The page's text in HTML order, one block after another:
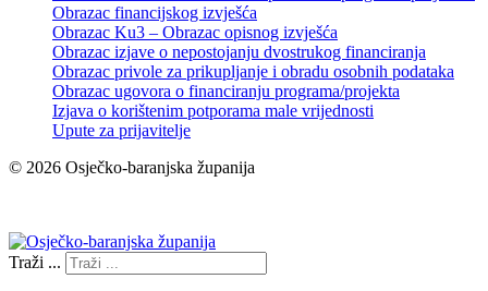
Obrazac financijskog izvješća
Obrazac Ku3 – Obrazac opisnog izvješća
Obrazac izjave o nepostojanju dvostrukog financiranja
Obrazac privole za prikupljanje i obradu osobnih podataka
Obrazac ugovora o financiranju programa/projekta
Izjava o korištenim potporama male vrijednosti
Upute za prijavitelje
© 2026 Osječko-baranjska županija
Traži ...